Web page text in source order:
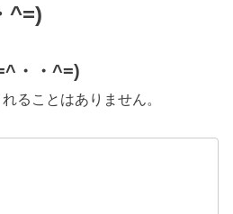
^=)
・・^=)
ることはありません。